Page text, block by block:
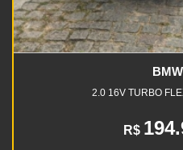
2.0 16V TURBO
R$